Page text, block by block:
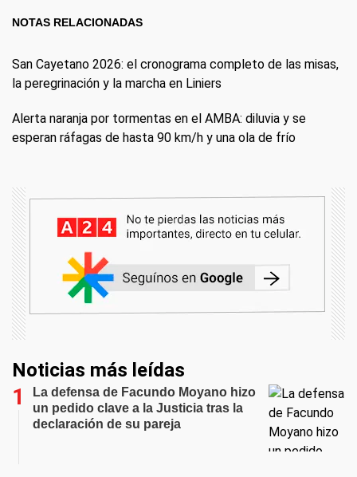
NOTAS RELACIONADAS
San Cayetano 2026: el cronograma completo de las misas,
la peregrinación y la marcha en Liniers
Alerta naranja por tormentas en el AMBA: diluvia y se
esperan ráfagas de hasta 90 km/h y una ola de frío
Noticias más leídas
La defensa de Facundo Moyano hizo
un pedido clave a la Justicia tras la
declaración de su pareja